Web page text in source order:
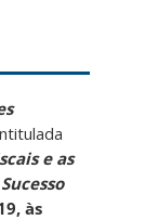
e as
, às